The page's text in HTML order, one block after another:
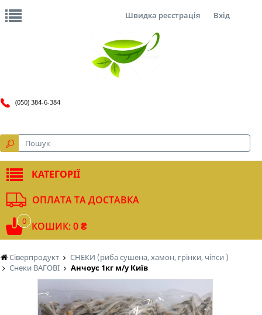
Сіверпродукт
СНЕКИ (риба сушена, хамон, грінки, чіпси )
Снеки ВАГОВІ
Анчоус 1кг м/у Київ
Швидка реєстрація Вхід
(050) 384-6-384
КАТЕГОРІЇ
ОПЛАТА ТА ДОСТАВКА
0 КОШИК: 0 ₴